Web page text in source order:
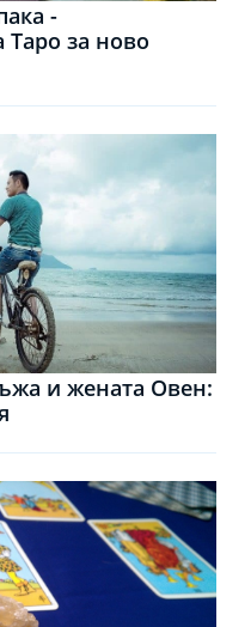
-
Таро за ново
и жената Овен: